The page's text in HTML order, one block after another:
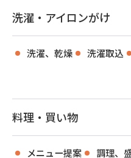
洗濯・アイロンがけ
洗濯、乾燥 洗濯取込
料理・買い物
メニュー提案 調理、